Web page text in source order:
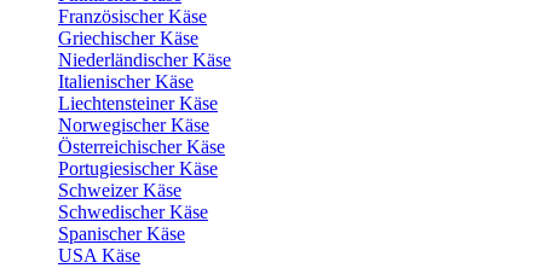
Französischer Käse
Griechischer Käse
Niederländischer Käse
Italienischer Käse
Liechtensteiner Käse
Norwegischer Käse
Österreichischer Käse
Portugiesischer Käse
Schweizer Käse
Schwedischer Käse
Spanischer Käse
USA Käse